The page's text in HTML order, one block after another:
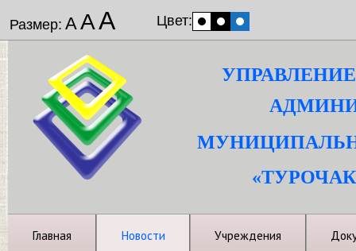
Размер: ААА Цвет:
Главная Новости Учреждения